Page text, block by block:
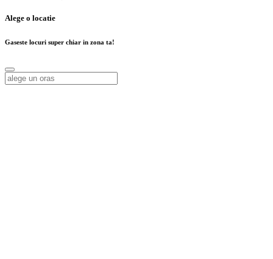
Alege o locatie
Gaseste locuri super chiar in zona ta!
Alege o locatie